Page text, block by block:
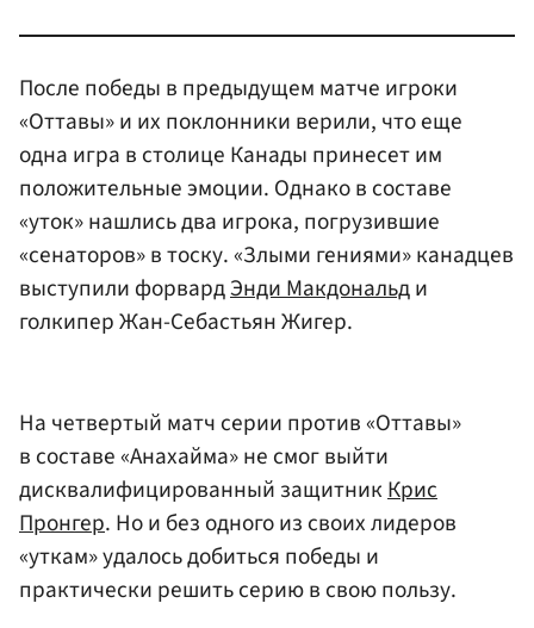
После победы в предыдущем матче игроки
«Оттавы» и их поклонники верили, что еще
одна игра в столице Канады принесет им
положительные эмоции. Однако в составе
«уток» нашлись два игрока, погрузившие
«сенаторов» в тоску. «Злыми гениями» канадцев
выступили форвардЭнди Макдональди
голкипер Жан-Себастьян Жигер.
На четвертый матч серии против «Оттавы»
в составе «Анахайма» не смог выйти
дисквалифицированный защитникКрис
Пронгер. Но и без одного из своих лидеров
«уткам» удалось добиться победы и
практически решить серию в свою пользу.